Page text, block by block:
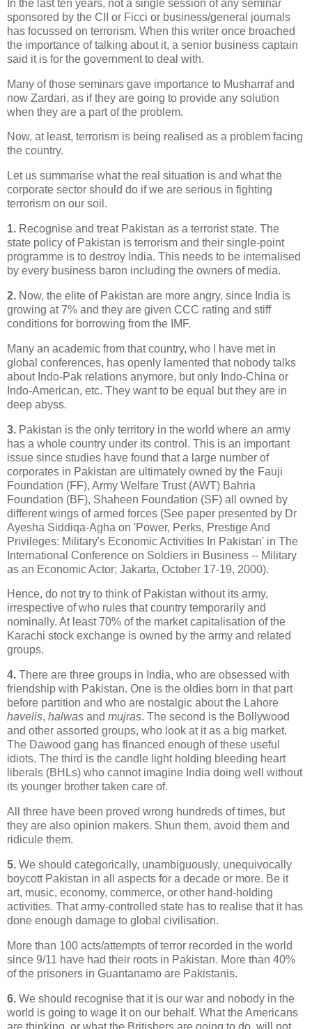
In the last ten years, not a single session of any seminar
sponsored by the CII or Ficci or business/general journals
has focussed on terrorism. When this writer once broached
the importance of talking about it, a senior business captain
said it is for the government to deal with.
Many of those seminars gave importance to Musharraf and
now Zardari, as if they are going to provide any solution
when they are a part of the problem.
Now, at least, terrorism is being realised as a problem facing
the country.
Let us summarise what the real situation is and what the
corporate sector should do if we are serious in fighting
terrorism on our soil.
1. Recognise and treat Pakistan as a terrorist state. The
state policy of Pakistan is terrorism and their single-point
programme is to destroy India. This needs to be internalised
by every business baron including the owners of media.
2. Now, the elite of Pakistan are more angry, since India is
growing at 7% and they are given CCC rating and stiff
conditions for borrowing from the IMF.
Many an academic from that country, who I have met in
global conferences, has openly lamented that nobody talks
about Indo-Pak relations anymore, but only Indo-China or
Indo-American, etc. They want to be equal but they are in
deep abyss.
3. Pakistan is the only territory in the world where an army
has a whole country under its control. This is an important
issue since studies have found that a large number of
corporates in Pakistan are ultimately owned by the Fauji
Foundation (FF), Army Welfare Trust (AWT) Bahria
Foundation (BF), Shaheen Foundation (SF) all owned by
different wings of armed forces (See paper presented by Dr
Ayesha Siddiqa-Agha on 'Power, Perks, Prestige And
Privileges: Military's Economic Activities In Pakistan' in The
International Conference on Soldiers in Business -- Military
as an Economic Actor; Jakarta, October 17-19, 2000).
Hence, do not try to think of Pakistan without its army,
irrespective of who rules that country temporarily and
nominally. At least 70% of the market capitalisation of the
Karachi stock exchange is owned by the army and related
groups.
4. There are three groups in India, who are obsessed with
friendship with Pakistan. One is the oldies born in that part
before partition and who are nostalgic about the Lahore
havelis, halwas and mujras. The second is the Bollywood
and other assorted groups, who look at it as a big market.
The Dawood gang has financed enough of these useful
idiots. The third is the candle light holding bleeding heart
liberals (BHLs) who cannot imagine India doing well without
its younger brother taken care of.
All three have been proved wrong hundreds of times, but
they are also opinion makers. Shun them, avoid them and
ridicule them.
5. We should categorically, unambiguously, unequivocally
boycott Pakistan in all aspects for a decade or more. Be it
art, music, economy, commerce, or other hand-holding
activities. That army-controlled state has to realise that it has
done enough damage to global civilisation.
More than 100 acts/attempts of terror recorded in the world
since 9/11 have had their roots in Pakistan. More than 40%
of the prisoners in Guantanamo are Pakistanis.
6. We should recognise that it is our war and nobody in the
world is going to wage it on our behalf. What the Americans
are thinking, or what the Britishers are going to do, will not